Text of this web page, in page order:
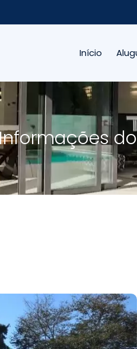
Início